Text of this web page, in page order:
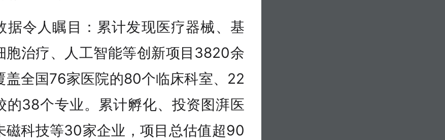
据令人瞩目：累计发现医疗器械、基
胞治疗、人工智能等创新项目3820余
盖全国76家医院的80个临床科室、22
的38个专业。累计孵化、投资图湃医
磁科技等30家企业，项目总估值超90